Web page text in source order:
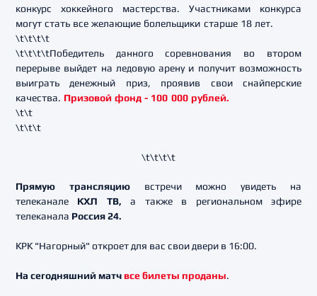
конкурс хоккейного мастерства. Участниками конкурса
могут стать все желающие болельщики старше 18 лет.
\t\t\t\t
\t\t\t\tПобедитель данного соревнования во втором
перерыве выйдет на ледовую арену и получит возможность
выиграть денежный приз, проявив свои снайперские
качества. Призовой фонд - 100 000 рублей.
\t\t
\t\t\t
\t\t\t\t
Прямую трансляциювстречи можно увидеть на
телеканале КХЛ ТВ,а также в региональном эфире
телеканала Россия 24.
КРК "Нагорный" откроет для вас свои двери в 16:00.
На сегодняшний матчвсе билеты проданы.